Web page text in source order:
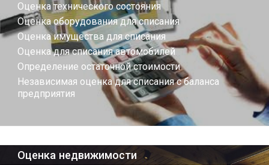
Оценка технического состояния
Оценка оборудования для списания
Оценка имущества для списания
Оценка для списания автомобилей
Определение остаточной стоимости
Независимая оценка для списания с баланса
предприятия
Оценка недвижимости